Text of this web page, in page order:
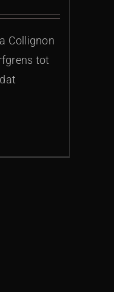
Collignon
tot